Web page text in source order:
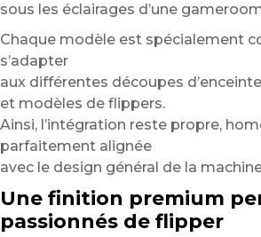
sous les éclairages d’une
Chaque modèle est spécialement
s’adapter
aux différentes découpes
et modèles de flippers.
Ainsi, l’intégration reste propre,
parfaitement alignée
avec le design général de la
Une finition premium
passionnés de flipper